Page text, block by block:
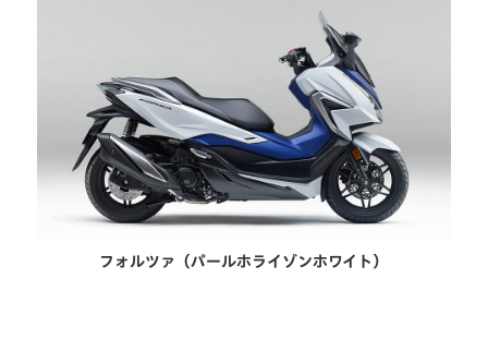
フォルツァ（パールホライゾンホワイト）